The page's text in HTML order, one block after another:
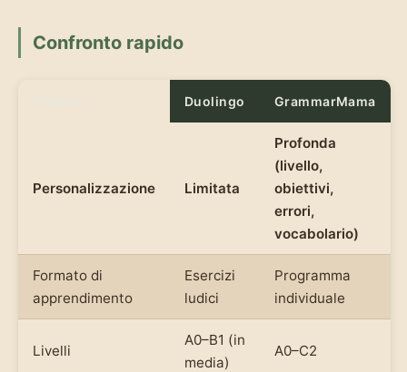
Confronto rapido
Duolingo GrammarMama
Personalizzazione Limitata
Profonda
(livello,
obiettivi,
errori,
vocabolario)
Formato di
apprendimento
Esercizi
ludici
Programma
individuale
Livelli
A0–B1 (in
media)
A0–C2